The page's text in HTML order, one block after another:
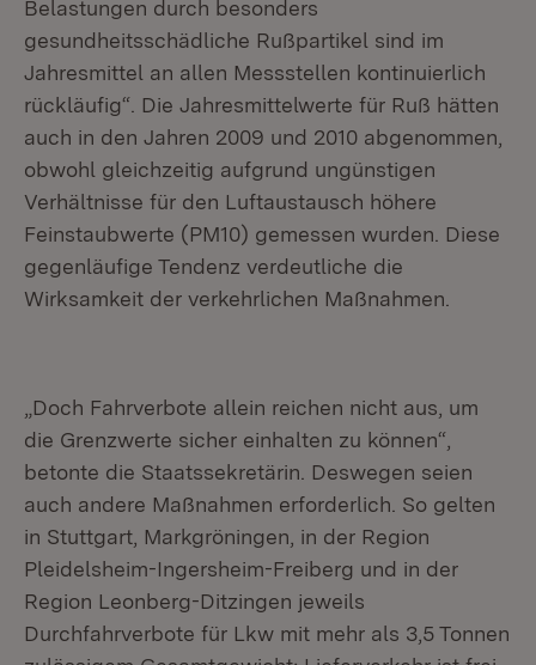
Belastungen durch besonders
gesundheitsschädliche Rußpartikel sind im
Jahresmittel an allen Messstellen kontinuierlich
rückläufig“. Die Jahresmittelwerte für Ruß hätten
auch in den Jahren 2009 und 2010 abgenommen,
obwohl gleichzeitig aufgrund ungünstigen
Verhältnisse für den Luftaustausch höhere
Feinstaubwerte (PM10) gemessen wurden. Diese
gegenläufige Tendenz verdeutliche die
Wirksamkeit der verkehrlichen Maßnahmen.
„Doch Fahrverbote allein reichen nicht aus, um
die Grenzwerte sicher einhalten zu können“,
betonte die Staatssekretärin. Deswegen seien
auch andere Maßnahmen erforderlich. So gelten
in Stuttgart, Markgröningen, in der Region
Pleidelsheim-Ingersheim-Freiberg und in der
Region Leonberg-Ditzingen jeweils
Durchfahrverbote für Lkw mit mehr als 3,5 Tonnen